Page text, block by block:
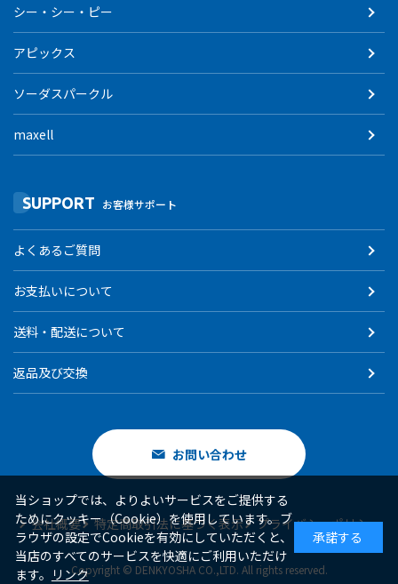
シー・シー・ピー
アピックス
ソーダスパークル
maxell
SUPPORT お客様サポート
よくあるご質問
お支払いについて
送料・配送について
返品及び交換
お問い合わせ
会社概要 特定商取引法に基づく表示 プライバシーポリシー
Copyright © DENKYOSHA CO.,LTD. All rights reserved.
当ショップでは、よりよいサービスをご提供する
ためにクッキー（Cookie）を使用しています。ブ
ラウザの設定でCookieを有効にしていただくと、
当店のすべてのサービスを快適にご利用いただけ
ます。 リンク
承諾する